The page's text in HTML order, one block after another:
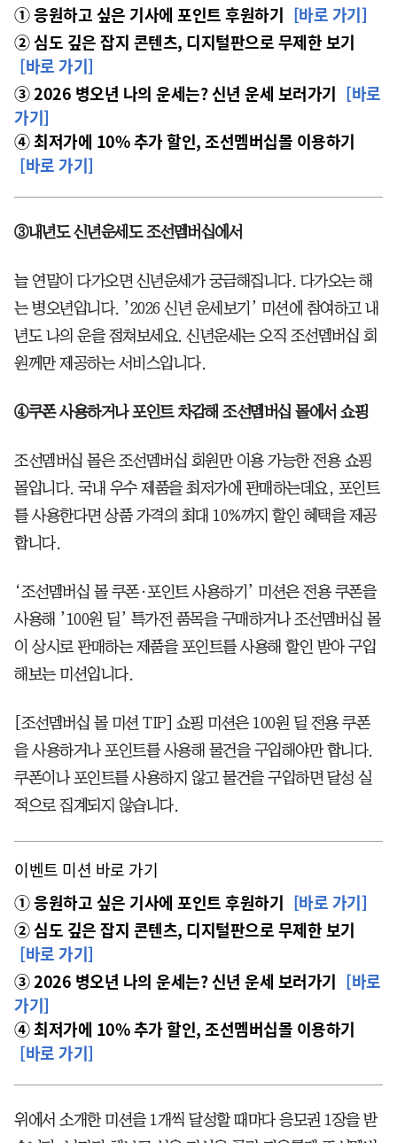
① 응원하고 싶은 기사에 포인트 후원하기 [바로 가기]
② 심도 깊은 잡지 콘텐츠, 디지털판으로 무제한 보기
[바로 가기]
③ 2026 병오년 나의 운세는? 신년 운세 보러가기 [바로
가기]
④ 최저가에 10% 추가 할인, 조선멤버십몰 이용하기
[바로 가기]
③내년도 신년운세도 조선멤버십에서
늘 연말이 다가오면 신년운세가 궁금해집니다. 다가오는 해
는 병오년입니다. ’2026 신년 운세보기’ 미션에 참여하고 내
년도 나의 운을 점쳐보세요. 신년운세는 오직 조선멤버십 회
원께만 제공하는 서비스입니다.
④쿠폰 사용하거나 포인트 차감해 조선멤버십 몰에서 쇼핑
조선멤버십 몰은 조선멤버십 회원만 이용 가능한 전용 쇼핑
몰입니다. 국내 우수 제품을 최저가에 판매하는데요, 포인트
를 사용한다면 상품 가격의 최대 10%까지 할인 혜택을 제공
합니다.
‘조선멤버십 몰 쿠폰·포인트 사용하기’ 미션은 전용 쿠폰을
사용해 ’100원 딜’ 특가전 품목을 구매하거나 조선멤버십 몰
이 상시로 판매하는 제품을 포인트를 사용해 할인 받아 구입
해보는 미션입니다.
[조선멤버십 몰 미션 TIP] 쇼핑 미션은 100원 딜 전용 쿠폰
을 사용하거나 포인트를 사용해 물건을 구입해야만 합니다.
쿠폰이나 포인트를 사용하지 않고 물건을 구입하면 달성 실
적으로 집계되지 않습니다.
이벤트 미션 바로 가기
① 응원하고 싶은 기사에 포인트 후원하기 [바로 가기]
② 심도 깊은 잡지 콘텐츠, 디지털판으로 무제한 보기
[바로 가기]
③ 2026 병오년 나의 운세는? 신년 운세 보러가기 [바로
가기]
④ 최저가에 10% 추가 할인, 조선멤버십몰 이용하기
[바로 가기]
위에서 소개한 미션을 1개씩 달성할 때마다 응모권 1장을 받